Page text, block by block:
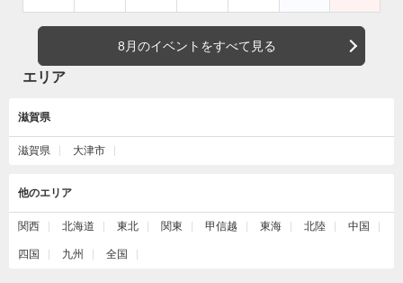
8月のイベントをすべて見る
エリア
滋賀県
滋賀県 大津市
他のエリア
関西 北海道 東北 関東 甲信越 東海 北陸 中国
四国 九州 全国